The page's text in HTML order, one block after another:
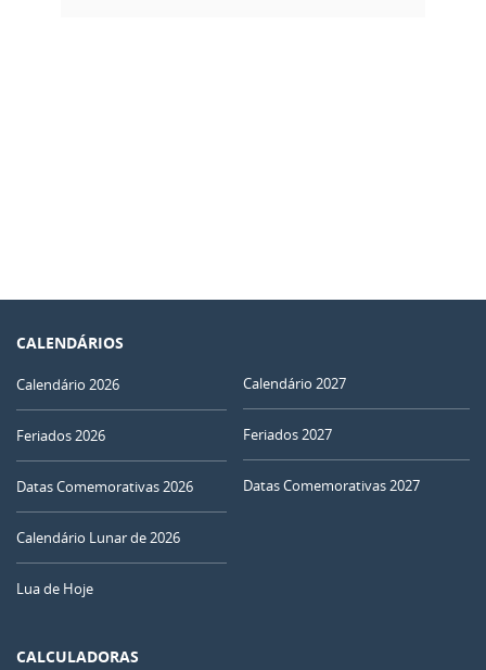
CALENDÁRIOS
Calendário 2026
Feriados 2026
Datas Comemorativas 2026
Calendário Lunar de 2026
Lua de Hoje
Calendário 2027
Feriados 2027
Datas Comemorativas 2027
CALCULADORAS